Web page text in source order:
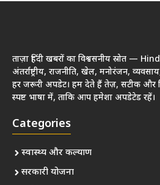
ताज़ा हिंदी खबरों का विश्वसनीय स्रोत —
अंतर्राष्ट्रीय, राजनीति, खेल, मनोरंजन,
हर जरूरी अपडेट। हम देते हैं तेज़, सटीक और
स्पष्ट भाषा में, ताकि आप हमेशा अपडेटेड रहें।
Categories
स्वास्थ्य और कल्याण
सरकारी योजना